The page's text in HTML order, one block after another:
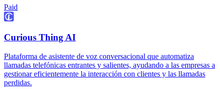
Paid
Curious Thing AI
Plataforma de asistente de voz conversacional que automatiza
llamadas telefónicas entrantes y salientes, ayudando a las empresas a
gestionar eficientemente la interacción con clientes y las llamadas
perdidas.